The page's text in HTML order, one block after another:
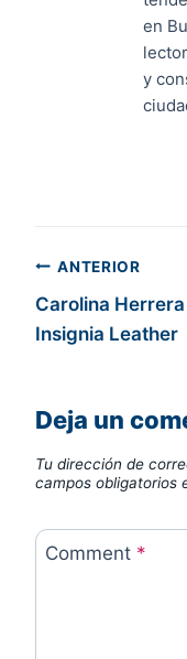
en
y
de
ANTERIOR
Carolina Herrera
Insignia Leather
Deja un
Tu dirección de
campos obligatorios
Comment *